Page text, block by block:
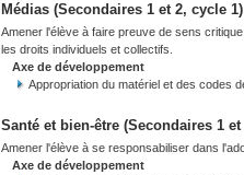
Médias (Secondaires 1 et 2, cycle 1)
Amener l'élève à faire preuve de sens
les droits individuels et collectifs.
Axe de développement
Appropriation du matériel et des codes
Santé et bien-être (Secondaires 1
Amener l'élève à se responsabiliser dans
Axe de développement